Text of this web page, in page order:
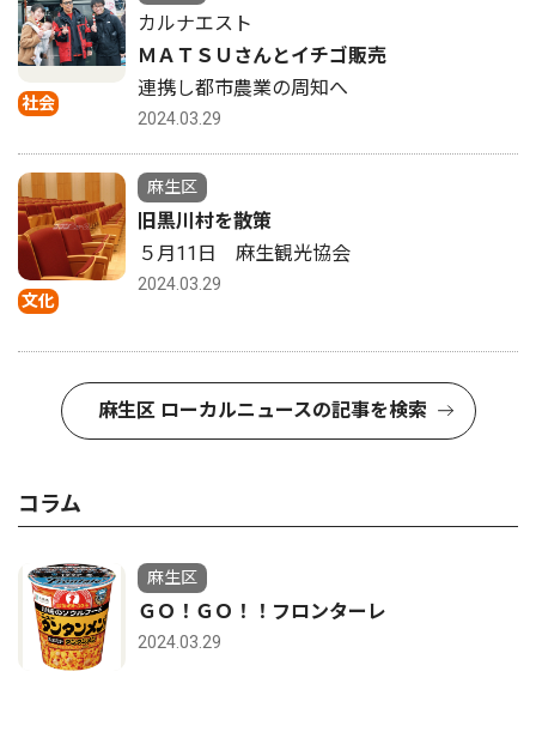
社会
カルナエスト
ＭＡＴＳＵさんとイチゴ販売
連携し都市農業の周知へ
2024.03.29
文化
麻生区
旧黒川村を散策
５月11日 麻生観光協会
2024.03.29
麻生区 ローカルニュースの記事を検索
コラム
麻生区
ＧＯ！ＧＯ！！フロンターレ
2024.03.29